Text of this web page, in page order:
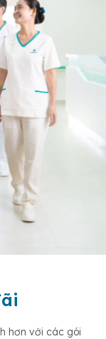
hơn với các gói